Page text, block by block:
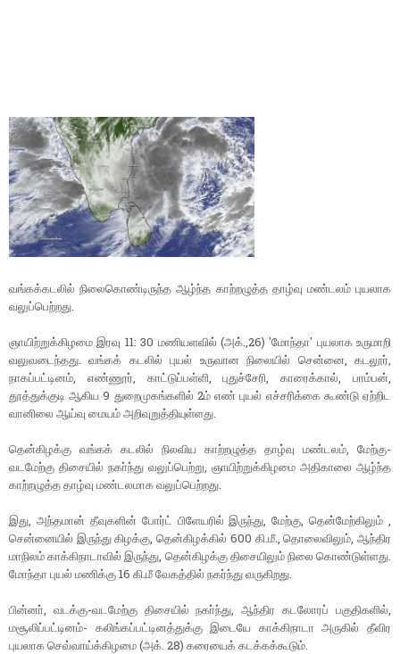
வங்கக்கடலில் நிலைகொண்டிருந்த ஆழ்ந்த காற்றழுத்த தாழ்வு மண்டலம் புயலாக
வலுப்பெற்றது.
ஞாயிற்றுக்கிழமை இரவு 11: 30 மணியளவில் (அக்.,26) 'மோந்தா' புயலாக உருமாறி
வலுவடைந்தது. வங்கக் கடலில் புயல் உருவான நிலையில் சென்னை, கடலூர்,
நாகப்பட்டினம், எண்ணூர், காட்டுப்பள்ளி, புதுச்சேரி, காரைக்கால், பாம்பன்,
தூத்துக்குடி ஆகிய 9 துறைமுகங்களில் 2ம் எண் புயல் எச்சரிக்கை கூண்டு ஏற்றிட
வானிலை ஆய்வு மையம் அறிவுறுத்தியுள்ளது.
தென்கிழக்கு வங்கக் கடலில் நிலவிய காற்றழுத்த தாழ்வு மண்டலம், மேற்கு-
வடமேற்கு திசையில் நகா்ந்து வலுப்பெற்று, ஞாயிற்றுக்கிழமை அதிகாலை ஆழ்ந்த
காற்றழுத்த தாழ்வு மண்டலமாக வலுப்பெற்றது.
இது, அந்தமான் தீவுகளின் போர்ட் பிளேயரில் இருந்து, மேற்கு, தென்மேற்கிலும் ,
சென்னையில் இருந்து கிழக்கு, தென்கிழக்கில் 600 கி.மீ., தொலைவிலும், ஆந்திர
மாநிலம் காக்கிநாடாவில் இருந்து, தென்கிழக்கு திசையிலும் நிலை கொண்டுள்ளது.
மோந்தா புயல் மணிக்கு 16 கி.மீ வேகத்தில் நகர்ந்து வருகிறது.
பின்னா், வடக்கு-வடமேற்கு திசையில் நகா்ந்து, ஆந்திர கடலோரப் பகுதிகளில்,
மசூலிப்பட்டினம்- கலிங்கப்பட்டினத்துக்கு இடையே காக்கிநாடா அருகில் தீவிர
புயலாக செவ்வாய்க்கிழமை (அக். 28) கரையைக் கடக்கக்கூடும்.